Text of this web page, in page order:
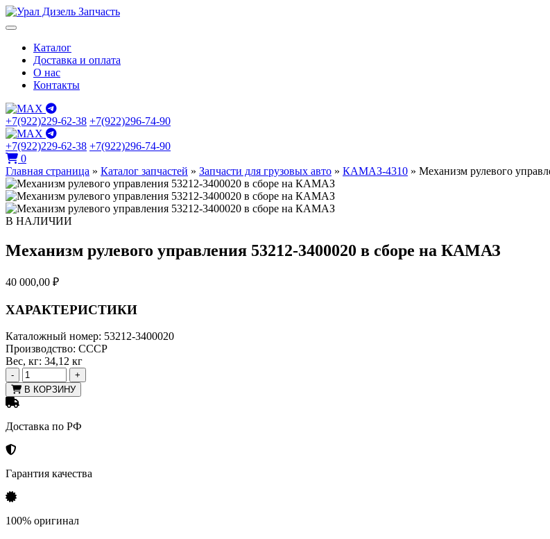
Каталог
Доставка и оплата
О нас
Контакты
+7(922)229-62-38 +7(922)296-74-90
+7(922)229-62-38 +7(922)296-74-90
0
Главная страница » Каталог запчастей » Запчасти для грузовых авто » КАМАЗ-4310 » Механизм рулевого
В НАЛИЧИИ
Механизм рулевого управления 53212-3400020 в сборе на КАМАЗ
40 000,00 ₽
ХАРАКТЕРИСТИКИ
Каталожный номер: 53212-3400020
Производство: СССР
Вес, кг: 34,12 кг
-
+
В КОРЗИНУ
Доставка по РФ
Гарантия качества
100% оригинал